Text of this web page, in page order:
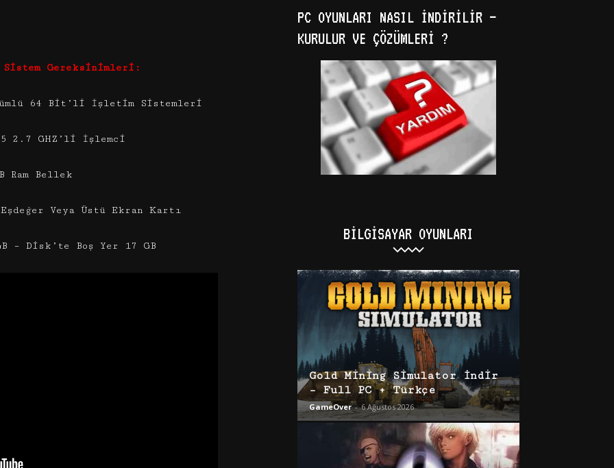
Sistem Gereksinimleri:
64 Bit’li İşletim Sistemleri
2.7 GHZ’li İşlemci
Ram Bellek
Veya Üstü Ekran Kartı
– Disk’te Boş Yer 17 GB
PC OYUNLARI NASIL İNDIRILIR –
KURULUR VE ÇÖZÜMLERI ?
BILGISAYAR OYUNLARI
Gold Mining Simulator İndir
– Full PC + Türkçe
GameOver - 6 Ağustos 2026